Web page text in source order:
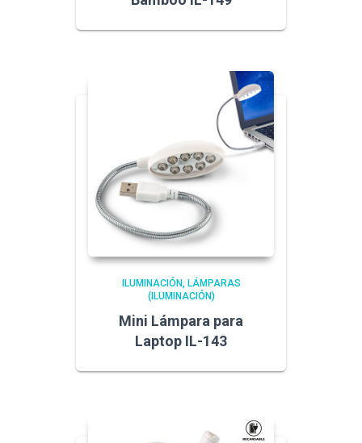
ILUMINACIÓN
LÁMPARAS
(ILUMINACIÓN)
Mini Lámpara para
Laptop IL-143